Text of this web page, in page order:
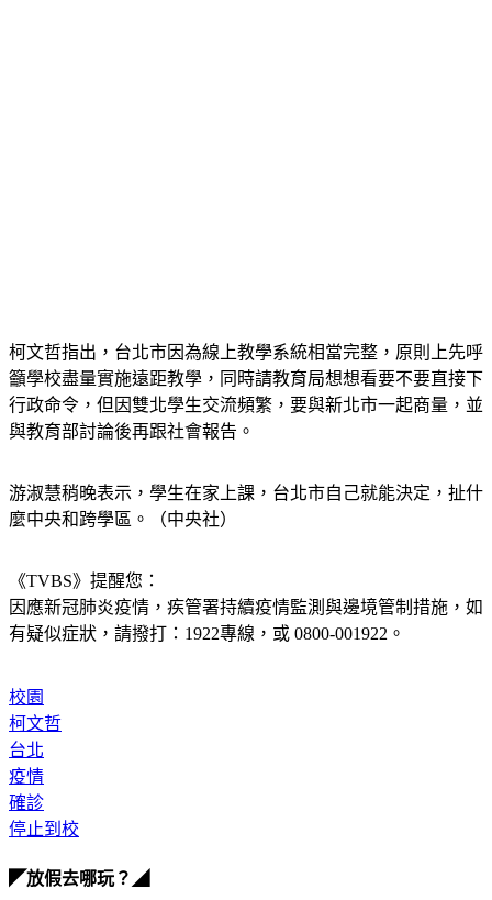
柯文哲指出，台北市因為線上教學系統相當完整，原則上先呼
籲學校盡量實施遠距教學，同時請教育局想想看要不要直接下
行政命令，但因雙北學生交流頻繁，要與新北市一起商量，並
與教育部討論後再跟社會報告。
游淑慧稍晚表示，學生在家上課，台北市自己就能決定，扯什
麼中央和跨學區。（中央社）
《TVBS》提醒您：
因應新冠肺炎疫情，疾管署持續疫情監測與邊境管制措施， 如
有疑似症狀，請撥打：1922專線，或 0800-001922。
校園
柯文哲
台北
疫情
確診
停止到校
◤放假去哪玩？◢